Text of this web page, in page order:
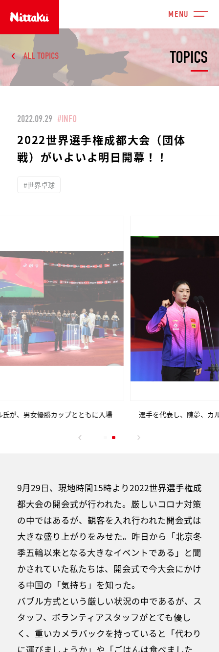
TOPICS
ALL TOPICS
2022.09.29 #INFO
2022世界選手権成都大会（団体
戦）がいよいよ明日開幕！！
#世界卓球
選手を代表し、陳夢、カルデラノが選手宣誓
9月29日、現地時間15時より2022世界選手権成
都大会の開会式が行われた。厳しいコロナ対策
の中ではあるが、観客を入れ行われた開会式は
大きな盛り上がりをみせた。昨日から「北京冬
季五輪以来となる大きなイベントである」と聞
かされていた私たちは、開会式で今大会にかけ
る中国の「気持ち」を知った。
バブル方式という厳しい状況の中であるが、ス
タッフ、ボランティアスタッフがとても優し
く、重いカメラバックを持っていると「代わり
に運びましょうか」や「ごはんは食べました